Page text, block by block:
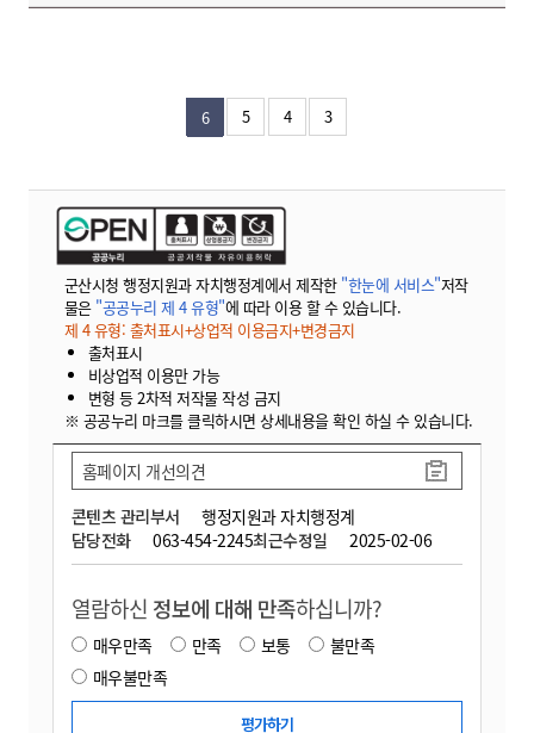
6 5 4 3
군산시청 행정지원과 자치행정계에서 제작한 "한눈에 서비스"저작
물은 "공공누리 제 4 유형"에 따라 이용 할 수 있습니다.
제 4 유형: 출처표시+상업적 이용금지+변경금지
출처표시
비상업적 이용만 가능
변형 등 2차적 저작물 작성 금지
※ 공공누리 마크를 클릭하시면 상세내용을 확인 하실 수 있습니다.
콘텐츠 관리부서
행정지원과 자치행정계
담당전화
063-454-2245최근수정일 2025-02-06
홈페이지 개선의견
열람하신 정보에 대해 만족하십니까?
매우만족 만족 보통
불만족
매우불만족